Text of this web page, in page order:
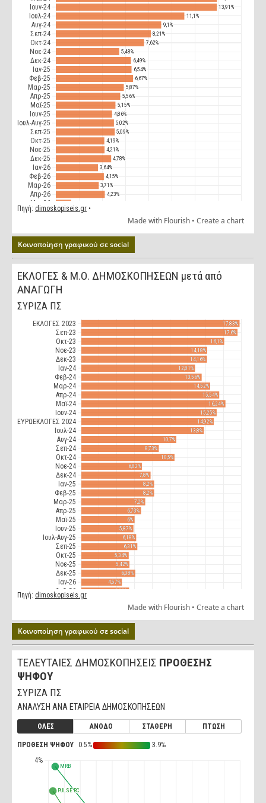
Κοινοποίηση γραφικού σε social
Κοινοποίηση γραφικού σε social